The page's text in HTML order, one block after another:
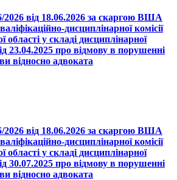
від 18.06.2026 за скаргою ВША
дисциплінарної комісії
області у складі дисциплінарної
23.04.2025 про відмову в порушенні
відносно адвоката
від 18.06.2026 за скаргою ВША
дисциплінарної комісії
області у складі дисциплінарної
30.07.2025 про відмову в порушенні
відносно адвоката